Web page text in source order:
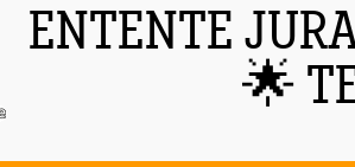
ENTENTE
🌟